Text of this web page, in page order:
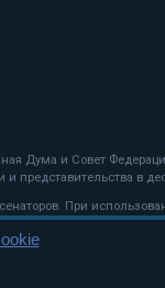
Дума и Совет
представительства в
При